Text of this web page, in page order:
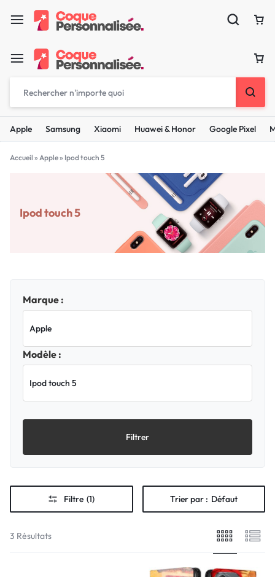
Apple Samsung Xiaomi Huawei & Honor Google Pixel
Accueil » Apple» Ipod touch 5
Ipod touch 5
Marque :
Modèle :
Filtrer
Filtre (1) Trier par : Défaut
3 Résultats